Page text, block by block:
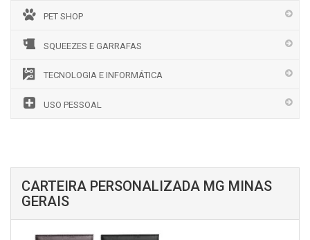
PET SHOP
SQUEEZES E GARRAFAS
TECNOLOGIA E INFORMÁTICA
USO PESSOAL
CARTEIRA PERSONALIZADA MG MINAS
GERAIS